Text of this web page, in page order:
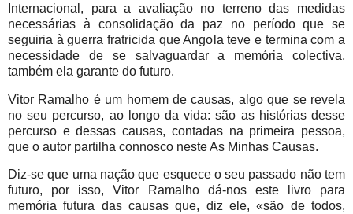
Internacional, para a avaliação no terreno das medidas
necessárias à consolidação da paz no período que se
seguiria à guerra fratricida que Angola teve e termina com a
necessidade de se salvaguardar a memória colectiva,
também ela garante do futuro.
Vitor Ramalho é um homem de causas, algo que se revela
no seu percurso, ao longo da vida: são as histórias desse
percurso e dessas causas, contadas na primeira pessoa,
que o autor partilha connosco neste As Minhas Causas.
Diz-se que uma nação que esquece o seu passado não tem
futuro, por isso, Vitor Ramalho dá-nos este livro para
memória futura das causas que, diz ele, «são de todos,